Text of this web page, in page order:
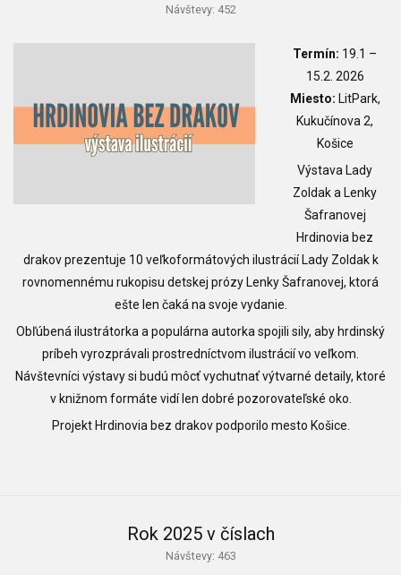
Návštevy: 452
Termín: 19.1 –
15.2. 2026
Miesto: LitPark,
Kukučínova 2,
Košice
Výstava Lady
Zoldak a Lenky
Šafranovej
Hrdinovia bez
drakov prezentuje 10 veľkoformátových ilustrácií Lady Zoldak k
rovnomennému rukopisu detskej prózy Lenky Šafranovej, ktorá
ešte len čaká na svoje vydanie.
Obľúbená ilustrátorka a populárna autorka spojili sily, aby hrdinský
príbeh vyrozprávali prostredníctvom ilustrácií vo veľkom.
Návštevníci výstavy si budú môcť vychutnať výtvarné detaily, ktoré
v knižnom formáte vidí len dobré pozorovateľské oko.
Projekt Hrdinovia bez drakov podporilo mesto Košice.
Rok 2025 v číslach
Návštevy: 463